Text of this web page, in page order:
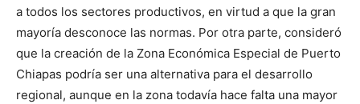
a todos los sectores productivos, en virtud a que la gran
mayoría desconoce las normas. Por otra parte, consideró
que la creación de la Zona Económica Especial de Puerto
Chiapas podría ser una alternativa para el desarrollo
regional, aunque en la zona todavía hace falta una mayor